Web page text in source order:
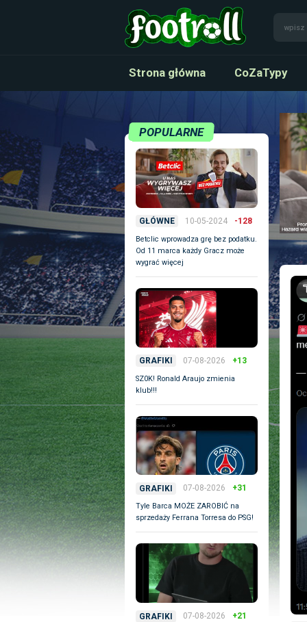
Strona główna CoZaTypy
POPULARNE
GŁÓWNE 10-05-2024 -128
Betclic wprowadza grę bez podatku.
Od 11 marca każdy Gracz może
wygrać więcej
GRAFIKI 07-08-2026 +13
SZ0K! Ronald Araujo zmienia
klub!!!
GRAFIKI 07-08-2026 +31
Tyle Barca MOŻE ZAROBIĆ na
sprzedaży Ferrana Torresa do PSG!
GRAFIKI 07-08-2026 +21